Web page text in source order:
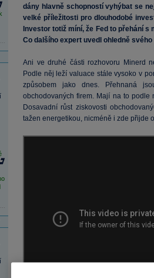
dány hlavně schopností vyhýbat se
velké příležitosti pro dlouhodobé
Investor totiž míní, že Fed to přehání
Co dalšího expert uvedl ohledně
Ani ve druhé části rozhovoru Minerd
Podle něj leží valuace stále vysoko v
způsobem jako dnes. Přehnaná
obchodovaných firem. Mají na to
Dosavadní růst ziskovosti
tažen energetikou, nicméně i zde přijde